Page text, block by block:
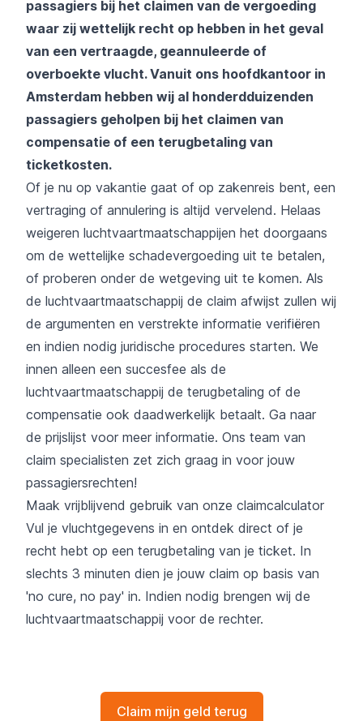
passagiers bij het claimen van de vergoeding
waar zij wettelijk recht op hebben in het geval
van een vertraagde, geannuleerde of
overboekte vlucht. Vanuit ons hoofdkantoor in
Amsterdam hebben wij al honderdduizenden
passagiers geholpen bij het claimen van
compensatie of een terugbetaling van
ticketkosten.
Of je nu op vakantie gaat of op zakenreis bent, een
vertraging of annulering is altijd vervelend. Helaas
weigeren luchtvaartmaatschappijen het doorgaans
om de wettelijke schadevergoeding uit te betalen,
of proberen onder de wetgeving uit te komen. Als
de luchtvaartmaatschappij de claim afwijst zullen wij
de argumenten en verstrekte informatie verifiëren
en indien nodig juridische procedures starten. We
innen alleen een succesfee als de
luchtvaartmaatschappij de terugbetaling of de
compensatie ook daadwerkelijk betaalt. Ga naar
de prijslijst voor meer informatie. Ons team van
claim specialisten zet zich graag in voor jouw
passagiersrechten!
Maak vrijblijvend gebruik van onze claimcalculator
Vul je vluchtgegevens in en ontdek direct of je
recht hebt op een terugbetaling van je ticket. In
slechts 3 minuten dien je jouw claim op basis van
'no cure, no pay' in. Indien nodig brengen wij de
luchtvaartmaatschappij voor de rechter.
Claim mijn geld terug